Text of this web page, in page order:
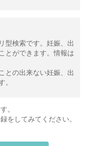
型検索です。妊娠、出
とができます。情報は
との出来ない妊娠、出
。
。
をしてみてください。